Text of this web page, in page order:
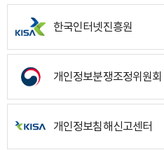
한국인터넷진흥원
개인정보분쟁조정위원회
개인정보침해신고센터